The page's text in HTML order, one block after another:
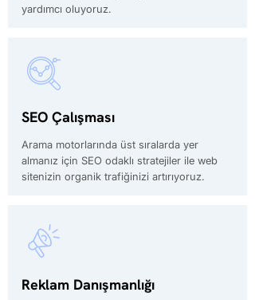
yardımcı oluyoruz.
SEO Çalışması
Arama motorlarında üst sıralarda yer
almanız için SEO odaklı stratejiler ile web
sitenizin organik trafiğinizi artırıyoruz.
Reklam Danışmanlığı